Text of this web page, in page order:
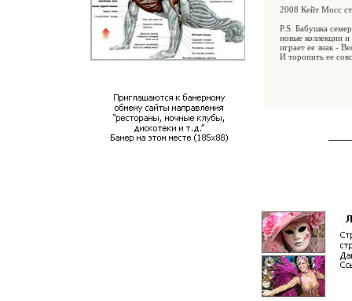
2008 Кейт Мосс
P.S. Бабушка
новые коллекции
играет ее знак -
И торопить ее